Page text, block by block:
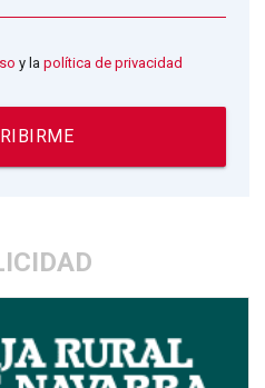
y lapolítica de privacidad